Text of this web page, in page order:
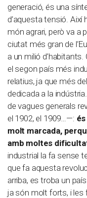
generació, és una
d’aquesta tensió. Així
món agrari, però va a
ciutat més gran de
a un milió
el segon país més
relatius, ja que més
dedicada a la
de vagues generals
el 1902, el 1909…—:
molt marcada,
amb moltes
industrial la fa sense
que fa aquesta
arriba, es troba un
ja són molt forts, i les